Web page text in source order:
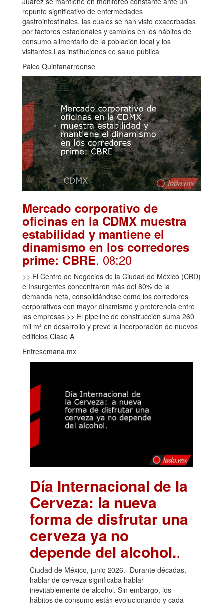
repunte significativo de enfermedades
gastrointestinales, las cuales se han visto exacerbadas
por factores estacionales y cambios en los hábitos de
consumo alimentario de la población local y los
visitantes.Las instituciones de salud pública
Palco Quintanarroense
Mercado corporativo de
oficinas en la CDMX muestra
estabilidad y mantiene el
dinamismo en los corredores
prime: CBRE. 08:20
>> El Centro de Negocios de la Ciudad de México (CBD)
e Insurgentes concentraron más del 80% de la
demanda neta, consolidándose como los corredores
corporativos con mayor dinamismo y preferencia entre
las empresas >> El pipeline de construcción suma 260
mil m² en desarrollo y prevé la incorporación de nuevos
edificios Clase A
Entresemana.mx
Día Internacional de la
Cerveza: la nueva
forma de disfrutar una
cerveza ya no
depende del alcohol..
Ciudad de México, junio 2026.- Durante décadas,
hablar de cerveza significaba hablar
inevitablemente de alcohol. Sin embargo, los
hábitos de consumo están evolucionando y cada